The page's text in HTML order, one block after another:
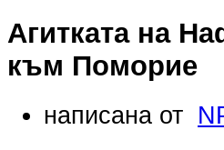
Агитката на
към Поморие
написана от